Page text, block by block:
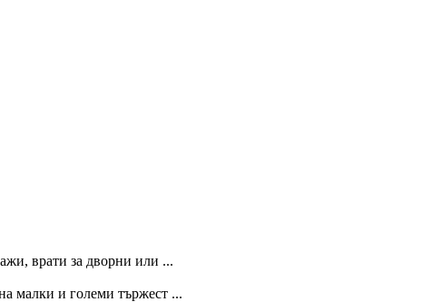
врати за дворни или ...
малки и големи тържест ...